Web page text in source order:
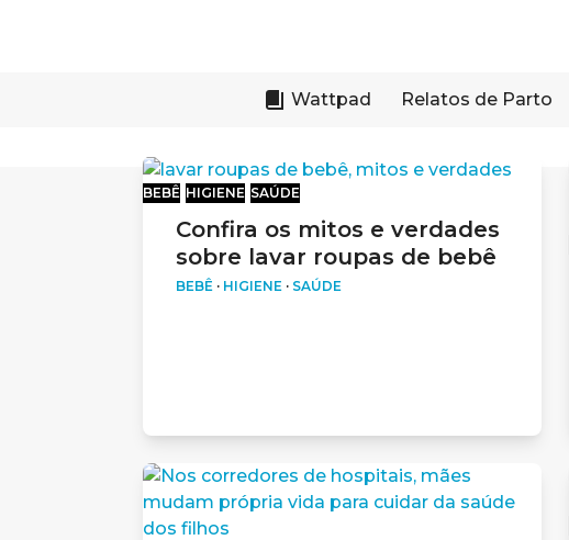
Wattpad
Relatos de Parto
BEBÊ HIGIENE SAÚDE
Confira os mitos e verdades
sobre lavar roupas de bebê
BEBÊ · HIGIENE · SAÚDE